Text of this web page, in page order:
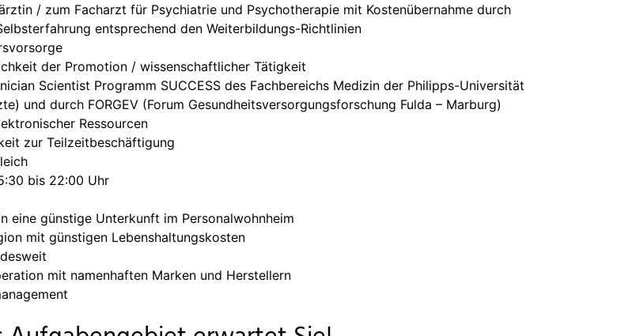
/ zum Facharzt für Psychiatrie und Psychotherapie mit Kostenübernahme durch
entsprechend den Weiterbildungs-Richtlinien
der Promotion / wissenschaftlicher Tätigkeit
Scientist Programm SUCCESS des Fachbereichs Medizin der Philipps-Universität
und durch FORGEV (Forum Gesundheitsversorgungsforschung Fulda – Marburg)
Ressourcen
zur Teilzeitbeschäftigung
bis 22:00 Uhr
eine günstige Unterkunft im Personalwohnheim
mit günstigen Lebenshaltungskosten
mit namenhaften Marken und Herstellern